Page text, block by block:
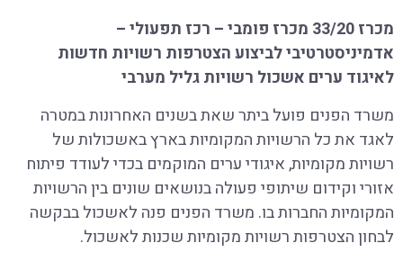
מכרז 33/20 מכרז פומבי – רכז תפעולי –
אדמיניסטרטיבי לביצוע הצטרפות רשויות חדשות
לאיגוד ערים אשכול רשויות גליל מערבי
משרד הפנים פועל ביתר שאת בשנים האחרונות במטרה
לאגד את כל הרשויות המקומיות בארץ באשכולות של
רשויות מקומיות, איגודי ערים המוקמים בכדי לעודד פיתוח
אזורי וקידום שיתופי פעולה בנושאים שונים בין הרשויות
המקומיות החברות בו. משרד הפנים פנה לאשכול בבקשה
לבחון הצטרפות רשויות מקומיות שכנות לאשכול.